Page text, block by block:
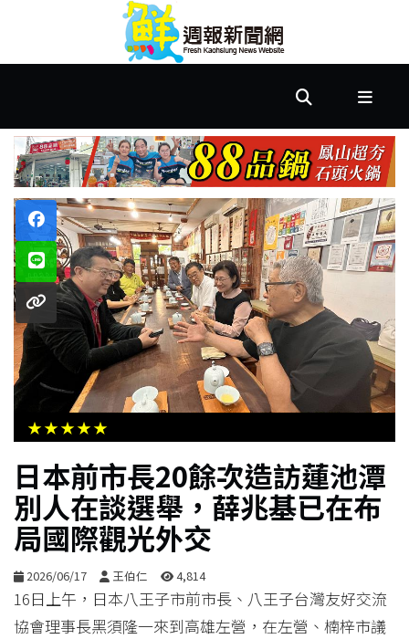
首
市
政
文
教
樂
活
居
家
生
活
綜
合
影
音
★★★★★
日本前市長20餘次造訪蓮池潭
別人在談選舉，薛兆基已在布
局國際觀光外交
2026/06/17 王伯仁 4,814
16日上午，日本八王子市前市長、八王子台灣友好交流
協會理事長黑須隆一來到高雄左營，在左營、楠梓市議